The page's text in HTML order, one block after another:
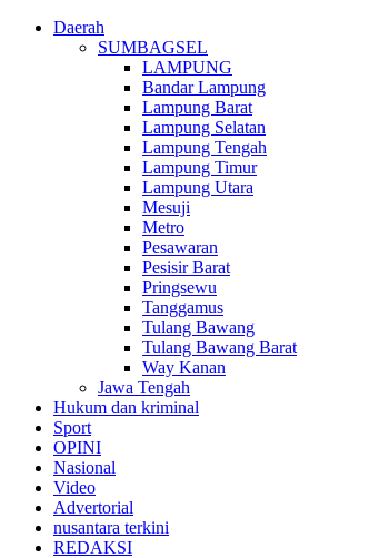
Daerah
SUMBAGSEL
LAMPUNG
Bandar Lampung
Lampung Barat
Lampung Selatan
Lampung Tengah
Lampung Timur
Lampung Utara
Mesuji
Metro
Pesawaran
Pesisir Barat
Pringsewu
Tanggamus
Tulang Bawang
Tulang Bawang Barat
Way Kanan
Jawa Tengah
Hukum dan kriminal
Sport
OPINI
Nasional
Video
Advertorial
nusantara terkini
REDAKSI